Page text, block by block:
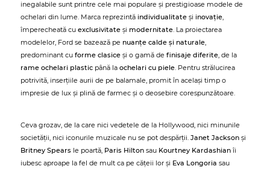
inegalabile sunt printre cele mai populare și prestigioase modele de
ochelari din lume. Marca reprezintă individualitate și inovație,
împerecheată cu exclusivitate și modernitate. La proiectarea
modelelor, Ford se bazează pe nuanțe calde și naturale,
predominant cu forme clasice și o gamă de finisaje diferite, de la
rame ochelari plastic până la ochelari cu piele. Pentru strălucirea
potrivită, inserțiile aurii de pe balamale, promit în același timp o
impresie de lux și plină de farmec și o deosebire corespunzătoare.
Ceva grozav, de la care nici vedetele de la Hollywood, nici minunile
societății, nici iconurile muzicale nu se pot despărții. Janet Jackson și
Britney Spears le poartă, Paris Hilton sau Kourtney Kardashian îi
iubesc aproape la fel de mult ca pe cățeii lor și Eva Longoria sau